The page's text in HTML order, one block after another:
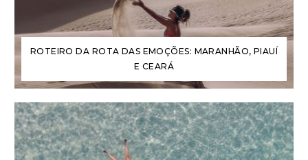
ROTEIRO DA ROTA DAS EMOÇÕES: MARANHÃO, PIAUÍ
E CEARÁ